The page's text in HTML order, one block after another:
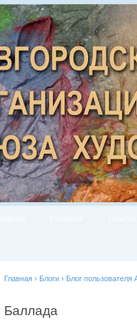
Главная › Блоги › Блог пользователя
Баллада